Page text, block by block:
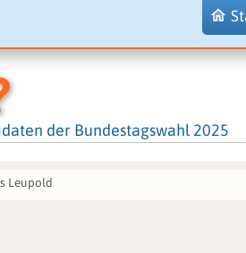
der Bundestagswahl 2025
Leupold